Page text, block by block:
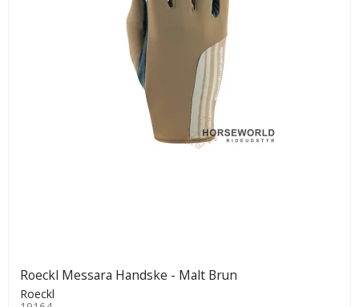
Roeckl Messara Handske - Malt Brun
Roeckl